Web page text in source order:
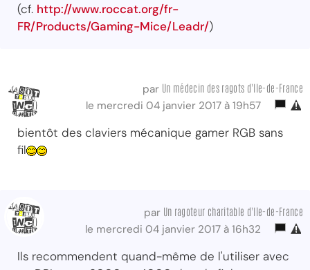
(cf. http://www.roccat.org/fr-
FR/Products/Gaming-Mice/Leadr/)
par Un médecin des ragots d'Ile-de-France
le mercredi 04 janvier 2017 à 19h57
bientôt des claviers mécanique gamer RGB sans
fil
par Un ragoteur charitable d'Ile-de-France
le mercredi 04 janvier 2017 à 16h32
Ils recommendent quand-même de l'utiliser avec